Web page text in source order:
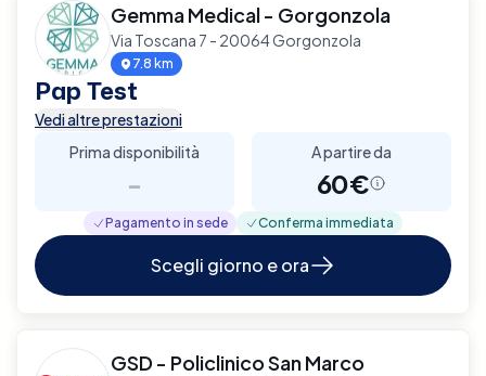
Gemma Medical - Gorgonzola
Via Toscana 7 - 20064 Gorgonzola
7.8 km
Pap Test
Vedi altre prestazioni
Prima disponibilità
-
A partire da
60€
Pagamento in sede Conferma immediata
Scegli giorno e ora
GSD - Policlinico San Marco